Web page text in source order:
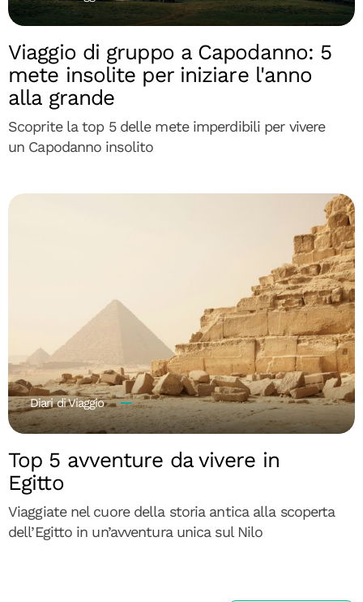
Viaggio di gruppo a Capodanno: 5
mete insolite per iniziare l'anno
alla grande
Scoprite la top 5 delle mete imperdibili per vivere
un Capodanno insolito
Diari di Viaggio
Top 5 avventure da vivere in
Egitto
Viaggiate nel cuore della storia antica alla scoperta
dell’Egitto in un’avventura unica sul Nilo